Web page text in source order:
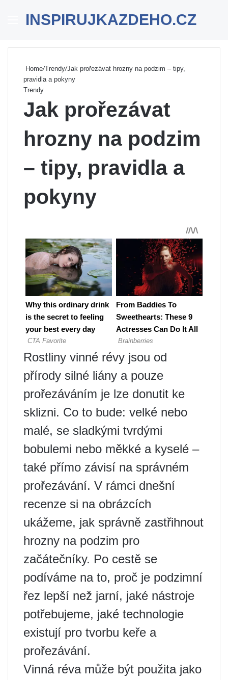
Menu
INSPIRUJKAZDEHO.CZ
Home/Trendy/Jak prořezávat hrozny na podzim – tipy,
pravidla a pokyny
Trendy
Jak prořezávat
hrozny na podzim
– tipy, pravidla a
pokyny
Rostliny vinné révy jsou od
přírody silné liány a pouze
prořezáváním je lze donutit ke
sklizni. Co to bude: velké nebo
malé, se sladkými tvrdými
bobulemi nebo měkké a kyselé –
také přímo závisí na správném
prořezávání. V rámci dnešní
recenze si na obrázcích
ukážeme, jak správně zastřihnout
hrozny na podzim pro
začátečníky. Po cestě se
podíváme na to, proč je podzimní
řez lepší než jarní, jaké nástroje
potřebujeme, jaké technologie
existují pro tvorbu keře a
prořezávání.
Vinná réva může být použita jako